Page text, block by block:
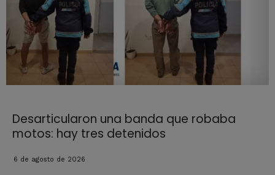
Desarticularon una banda que robaba
motos: hay tres detenidos
6 de agosto de 2026